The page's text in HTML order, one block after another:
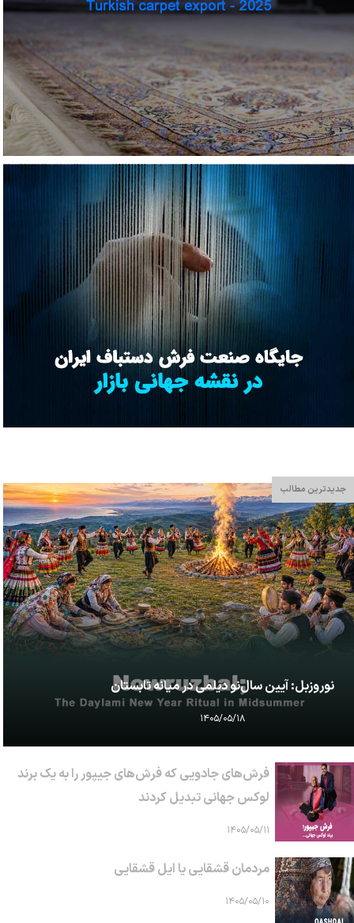
جدیدترین مطالب
نوروزبل: آیین سال‌نو دیلمی در میانه تابستان
۱۴۰۵/۰۵/۱۸
فرش‌های جادویی که فرش‌های جیپور را به یک برند
لوکس جهانی تبدیل کردند
۱۴۰۵/۰۵/۱۱
مردمان قشقایی یا ایل قشقایی
۱۴۰۵/۰۵/۱۰